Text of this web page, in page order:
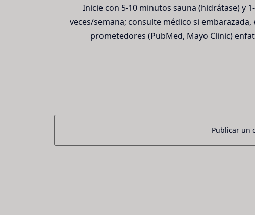
Inicie con 5-10 minutos sauna (hidrátase) y
veces/semana; consulte médico si
prometedores (PubMed, Mayo Clinic)
Publicar un